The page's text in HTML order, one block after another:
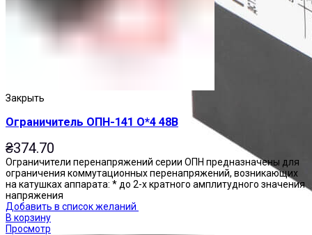
Закрыть
Ограничитель ОПН-141 О*4 48В
₴374.70
Ограничители перенапряжений серии ОПН предназначены для
ограничения коммутационных перенапряжений, возникающих
на катушках аппарата: * до 2-х кратного амплитудного значения
напряжения
Добавить в список желаний
В корзину
Просмотр